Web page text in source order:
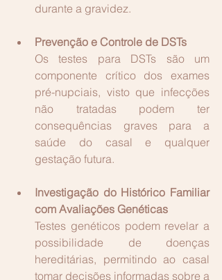
durante a gravidez.
Prevenção e Controle de DSTs
Os testes para DSTs são um
componente crítico dos exames
pré-nupciais, visto que infecções
não tratadas podem ter
consequências graves para a
saúde do casal e qualquer
gestação futura.
Investigação do Histórico Familiar
com Avaliações Genéticas
Testes genéticos podem revelar a
possibilidade de doenças
hereditárias, permitindo ao casal
tomar decisões informadas sobre a